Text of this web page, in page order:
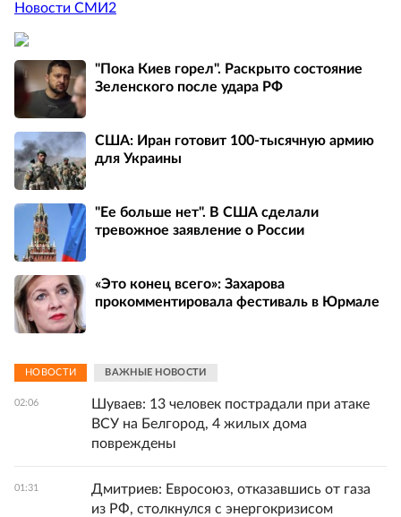
Новости СМИ2
"Пока Киев горел". Раскрыто состояние
Зеленского после удара РФ
США: Иран готовит 100-тысячную армию
для Украины
"Ее больше нет". В США сделали
тревожное заявление о России
«Это конец всего»: Захарова
прокомментировала фестиваль в Юрмале
НОВОСТИ ВАЖНЫЕ НОВОСТИ
02:06
Шуваев: 13 человек пострадали при атаке
ВСУ на Белгород, 4 жилых дома
повреждены
01:31
Дмитриев: Евросоюз, отказавшись от газа
из РФ, столкнулся с энергокризисом